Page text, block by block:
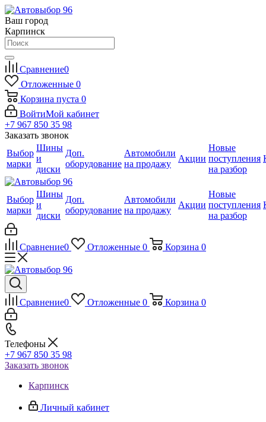
Ваш город
Карпинск
Сравнение0
Отложенные 0
Корзина пуста 0
ВойтиМой кабинет
+7 967 850 35 98
Заказать звонок
Выбор
марки
Шины
и
диски
Доп.
оборудование
Автомобили
на продажу
Акции
Новые
поступления
на разбор
Выбор
марки
Шины
и
диски
Доп.
оборудование
Автомобили
на продажу
Акции
Новые
поступления
на разбор
Сравнение0 Отложенные 0 Корзина 0
Сравнение0 Отложенные 0 Корзина 0
Телефоны
+7 967 850 35 98
Заказать звонок
Карпинск
Личный кабинет